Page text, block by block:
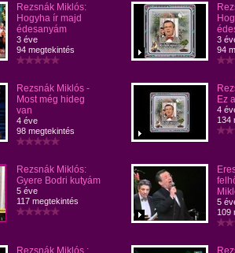
Rezsnák Miklós:
Hogyha ír majd
édesanyám
3 éve
94 megtekintés
3
94
Rezsnák Miklós -
Most még hideg
van
4 éve
98 megtekintés
Ez
4
134
Rezsnák Miklós:
Gyere Bodri kutyám
5 éve
117 megtekintés
5
109
Rezsnák Miklós :